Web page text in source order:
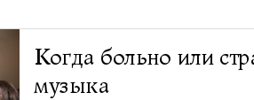
Когда больно или
музыка